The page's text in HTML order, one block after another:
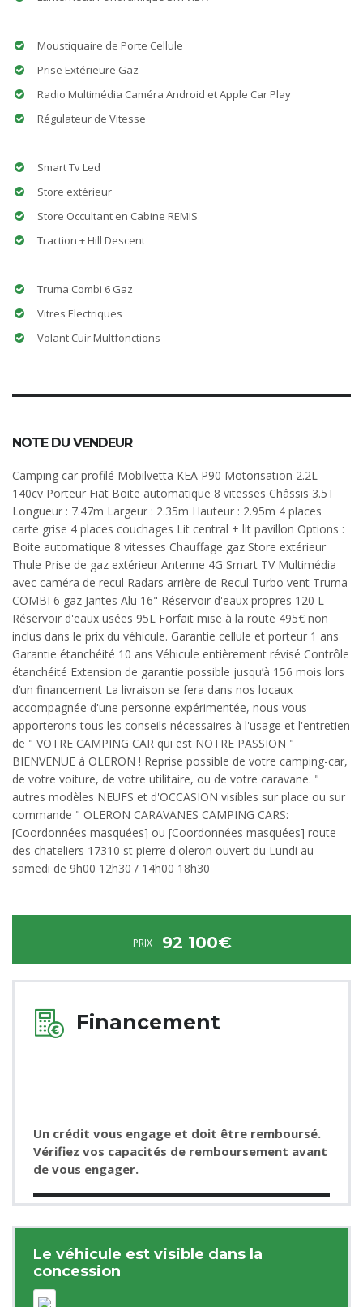
Moustiquaire de Porte Cellule
Prise Extérieure Gaz
Radio Multimédia Caméra Android et Apple Car Play
Régulateur de Vitesse
Smart Tv Led
Store extérieur
Store Occultant en Cabine REMIS
Traction + Hill Descent
Truma Combi 6 Gaz
Vitres Electriques
Volant Cuir Multfonctions
NOTE DU VENDEUR
Camping car profilé Mobilvetta KEA P90 Motorisation 2.2L
140cv Porteur Fiat Boite automatique 8 vitesses Châssis 3.5T
Longueur : 7.47m Largeur : 2.35m Hauteur : 2.95m 4 places
carte grise 4 places couchages Lit central + lit pavillon Options :
Boite automatique 8 vitesses Chauffage gaz Store extérieur
Thule Prise de gaz extérieur Antenne 4G Smart TV Multimédia
avec caméra de recul Radars arrière de Recul Turbo vent Truma
COMBI 6 gaz Jantes Alu 16" Réservoir d'eaux propres 120 L
Réservoir d'eaux usées 95L Forfait mise à la route 495€ non
inclus dans le prix du véhicule. Garantie cellule et porteur 1 ans
Garantie étanchéité 10 ans Véhicule entièrement révisé Contrôle
étanchéité Extension de garantie possible jusqu’à 156 mois lors
d’un financement La livraison se fera dans nos locaux
accompagnée d'une personne expérimentée, nous vous
apporterons tous les conseils nécessaires à l'usage et l'entretien
de " VOTRE CAMPING CAR qui est NOTRE PASSION "
BIENVENUE à OLERON ! Reprise possible de votre camping-car,
de votre voiture, de votre utilitaire, ou de votre caravane. "
autres modèles NEUFS et d'OCCASION visibles sur place ou sur
commande " OLERON CARAVANES CAMPING CARS:
[Coordonnées masquées] ou [Coordonnées masquées] route
des chateliers 17310 st pierre d'oleron ouvert du Lundi au
samedi de 9h00 12h30 / 14h00 18h30
PRIX 92 100€
Financement
Un crédit vous engage et doit être remboursé.
Vérifiez vos capacités de remboursement avant
de vous engager.
Le véhicule est visible dans la
concession